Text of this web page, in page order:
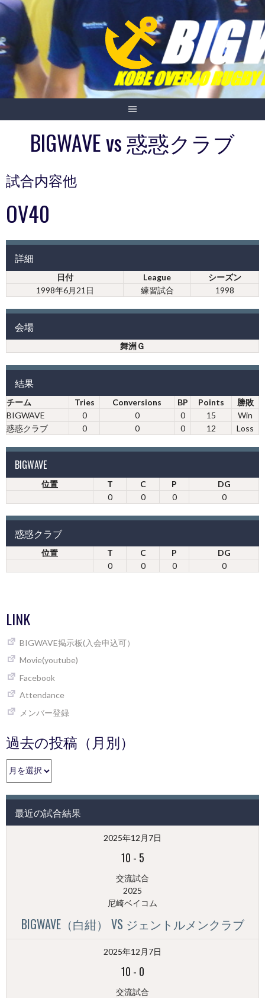
Skip
content
BIGWAVE vs 惑惑クラブ
試合内容他
OV40
詳細
日付 League
シーズン
1998年6月21日
練習試合 1998
会場
舞洲Ｇ
結果
チーム Tries Conversions BP Points
勝敗
BIGWAVE
0 0 0 15
Win
惑惑クラブ
0 0 0 12 Loss
BIGWAVE
位置 T C P
DG
0
0 0 0
惑惑クラブ
位置 T C P
DG
0
0 0 0
LINK
BIGWAVE掲示板(入会申込可）
Movie(youtube)
Facebook
Attendance
メンバー登録
過去の投稿（月別）
過
去
投
（月
最近の試合結果
2025年12月7日
10 - 5
交流試合
2025
尼崎ベイコム
BIGWAVE（白紺） VS ジェントルメンクラブ
2025年12月7日
10 - 0
交流試合